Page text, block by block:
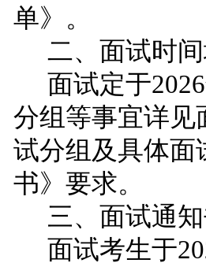
单》。
二、面试时
面试定于
分组等事宜详见
试分组及具体面
书》要求。
三、面试通
面试考生于